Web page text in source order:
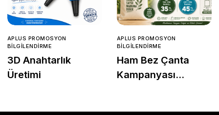
APLUS PROMOSYON
BILGILENDIRME
3D Anahtarlık
Üretimi
APLUS PROMOSYON
BILGILENDIRME
Ham Bez Çanta
Kampanyası